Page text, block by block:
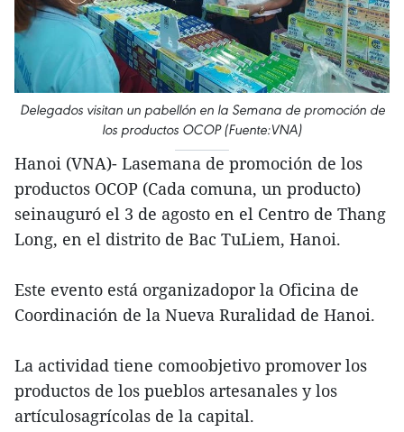
Delegados visitan un pabellón en la Semana de promoción de
los productos OCOP (Fuente:VNA)
Hanoi (VNA)- Lasemana de promoción de los
productos OCOP (Cada comuna, un producto)
seinauguró el 3 de agosto en el Centro de Thang
Long, en el distrito de Bac TuLiem, Hanoi.
Este evento está organizadopor la Oficina de
Coordinación de la Nueva Ruralidad de Hanoi.
La actividad tiene comoobjetivo promover los
productos de los pueblos artesanales y los
artículosagrícolas de la capital.